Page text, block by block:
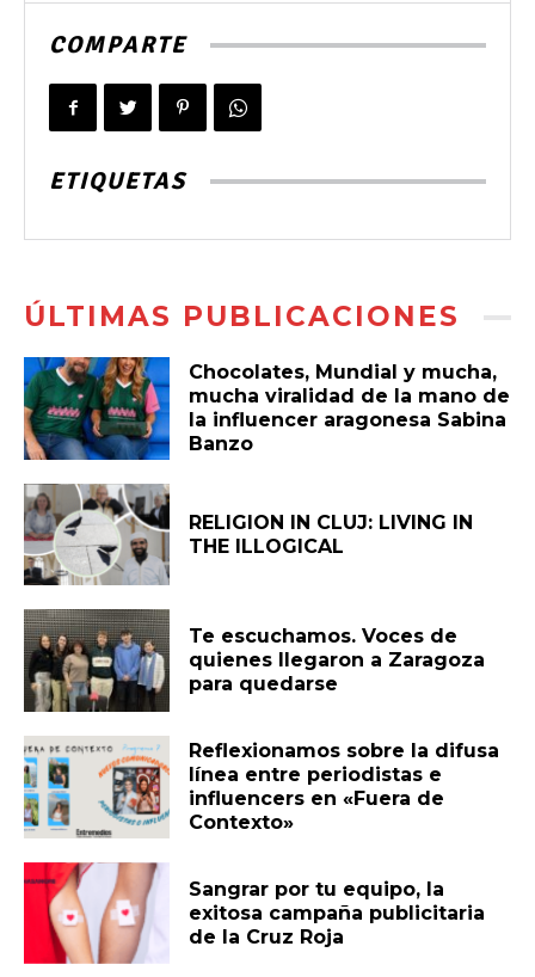
COMPARTE
ETIQUETAS
ÚLTIMAS PUBLICACIONES
Chocolates, Mundial y mucha,
mucha viralidad de la mano de
la influencer aragonesa Sabina
Banzo
RELIGION IN CLUJ: LIVING IN
THE ILLOGICAL
Te escuchamos. Voces de
quienes llegaron a Zaragoza
para quedarse
Reflexionamos sobre la difusa
línea entre periodistas e
influencers en «Fuera de
Contexto»
Sangrar por tu equipo, la
exitosa campaña publicitaria
de la Cruz Roja